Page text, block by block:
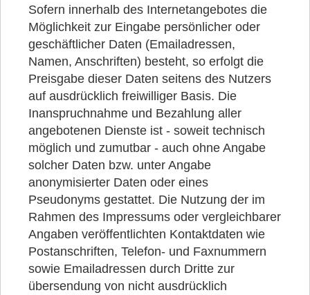
Sofern innerhalb des Internetangebotes die
Möglichkeit zur Eingabe persönlicher oder
geschäftlicher Daten (Emailadressen,
Namen, Anschriften) besteht, so erfolgt die
Preisgabe dieser Daten seitens des Nutzers
auf ausdrücklich freiwilliger Basis. Die
Inanspruchnahme und Bezahlung aller
angebotenen Dienste ist - soweit technisch
möglich und zumutbar - auch ohne Angabe
solcher Daten bzw. unter Angabe
anonymisierter Daten oder eines
Pseudonyms gestattet. Die Nutzung der im
Rahmen des Impressums oder vergleichbarer
Angaben veröffentlichten Kontaktdaten wie
Postanschriften, Telefon- und Faxnummern
sowie Emailadressen durch Dritte zur
übersendung von nicht ausdrücklich